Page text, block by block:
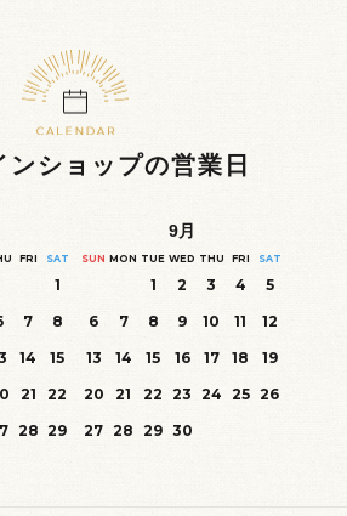
ンショップの営業日
FRI SAT
1
7
8
14
15
21
22
28 29
9月
SUN MON TUE WED THU FRI SAT
1 2 3 4
5
6
7 8 9 10 11
12
13
14 15 16 17 18
19
20
21 22 23 24 25 26
27 28 29 30